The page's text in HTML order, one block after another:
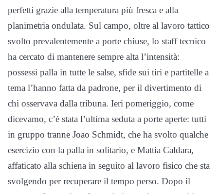
perfetti grazie alla temperatura più fresca e alla
planimetria ondulata. Sul campo, oltre al lavoro tattico
svolto prevalentemente a porte chiuse, lo staff tecnico
ha cercato di mantenere sempre alta l’intensità:
possessi palla in tutte le salse, sfide sui tiri e partitelle a
tema l’hanno fatta da padrone, per il divertimento di
chi osservava dalla tribuna. Ieri pomeriggio, come
dicevamo, c’è stata l’ultima seduta a porte aperte: tutti
in gruppo tranne Joao Schmidt, che ha svolto qualche
esercizio con la palla in solitario, e Mattia Caldara,
affaticato alla schiena in seguito al lavoro fisico che sta
svolgendo per recuperare il tempo perso. Dopo il